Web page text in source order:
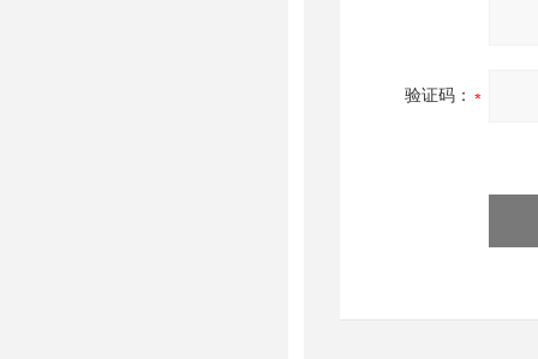
验证码：